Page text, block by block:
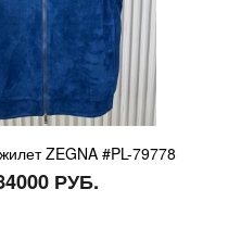
ZEGNA #PL-79778
РУБ.